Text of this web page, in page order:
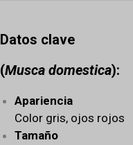
Datos clave
(Musca domestica):
Apariencia
Color gris, ojos rojos
Tamaño